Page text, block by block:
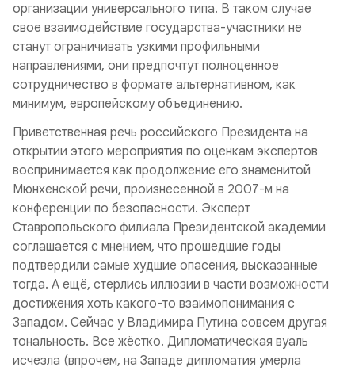
организации универсального типа. В таком случае
свое взаимодействие государства-участники не
станут ограничивать узкими профильными
направлениями, они предпочтут полноценное
сотрудничество в формате альтернативном, как
минимум, европейскому объединению.
Приветственная речь российского Президента на
открытии этого мероприятия по оценкам экспертов
воспринимается как продолжение его знаменитой
Мюнхенской речи, произнесенной в 2007-м на
конференции по безопасности. Эксперт
Ставропольского филиала Президентской академии
соглашается с мнением, что прошедшие годы
подтвердили самые худшие опасения, высказанные
тогда. А ещё, стерлись иллюзии в части возможности
достижения хоть какого-то взаимопонимания с
Западом. Сейчас у Владимира Путина совсем другая
тональность. Все жёстко. Дипломатическая вуаль
исчезла (впрочем, на Западе дипломатия умерла